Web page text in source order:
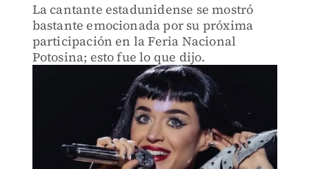
La cantante estadunidense se mostró
bastante emocionada por su próxima
participación en la Feria Nacional
Potosina; esto fue lo que dijo.